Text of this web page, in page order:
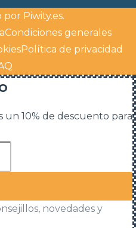
por Piwity.es.
Condiciones generales
Política de privacidad
un 10% de descuento para
novedades y